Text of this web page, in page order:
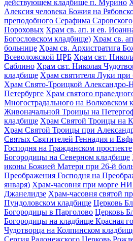
действующем кладбище п. Мурино
Алексия человека Божия на
преподобного Серафима Саровского
Пороховых Храм св. ап. и ев.
Богословском кладбище) Храм св.
больнице Храм св. Архистратига
Всеволожской ЦРБ Храм свт.
Саблино Храм свт. Николая
кладбище Храм святителя Луки
Храм Свято-Троицкой Александро-
Петербурге Храм святого
Многострадального на Волковском
Живоначальной Троицы на
кладбище Храм Святой Троицы на
Храм Святой Троицы при
Святых Святителей Геннадия и
Господня на Гражданском проспекте
Богородицы на Северном кладбище
иконы Божией Матери при 26-й
Преображения Господня на
января) Храм-часовня при морге
Джанелидзе Храм-часовня святой
Пундоловском кладбище Церковь
Богородицы в Парголово Церковь
Богородицы на кладбище Красная
Чудотворца на Колпинском
Сергия Радонежского Церковь